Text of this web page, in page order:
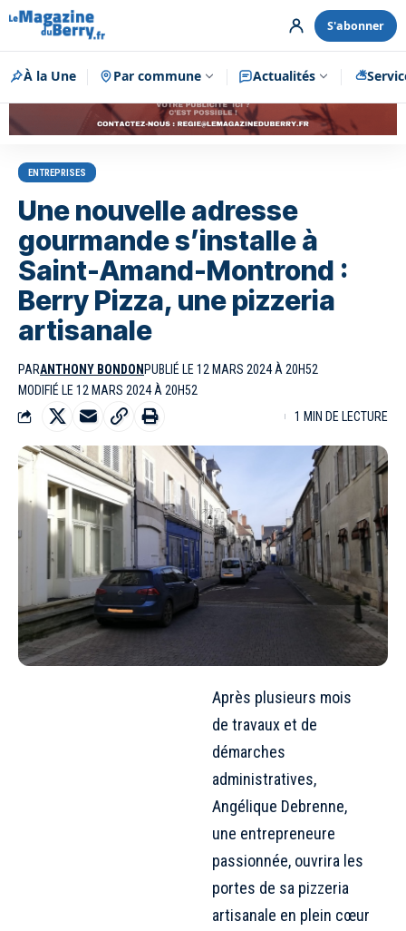
S'abonner
À la Une Par commune Actualités
Publicité
ENTREPRISES
Une nouvelle adresse
gourmande s’installe à
Saint-Amand-Montrond :
Berry Pizza, une pizzeria
artisanale
PARANTHONY BONDON PUBLIÉ LE 12 MARS 2024 À 20H52
MODIFIÉ LE 12 MARS 2024 À 20H52
1 MIN DE LECTURE
Après plusieurs mois
de travaux et de
démarches
administratives,
Angélique Debrenne,
une entrepreneure
passionnée, ouvrira les
portes de sa pizzeria
artisanale en plein cœur